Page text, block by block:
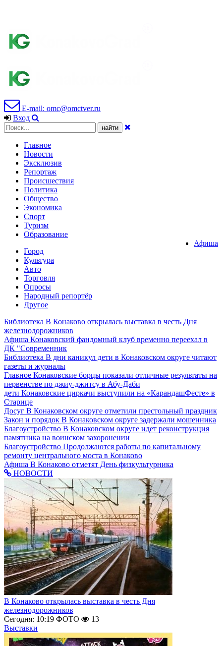
E-mail: omc@omctver.ru
Вход
Главное
Новости
Эксклюзив
Репортаж
Происшествия
Политика
Общество
Экономика
Спорт
Туризм
Образование
Афиша
Город
Культура
Авто
Торговля
Опросы
Народный репортёр
Другое
Библиотека В Конаково открылась выставка в честь Дня
железнодорожников
Афиша Конаковский фандомный клуб временно переехал в
ДК "Современник
Библиотека В дни каникул дети в Конаковском округе читают
газеты и журналы
Главное Конаковские борцы показали отличные результаты на
первенстве по джиу-джитсу в Абу-Даби
дети Конаковские циркачи выступили на «КарандашФесте» в
Старице
Досуг В Конаковском округе отметили престольный праздник
Закон и порядок В Конаковском округе задержали мошенника
Благоустройство В Конаковском округе идет реконструкция
памятника на воинском захоронении
Благоустройство Продолжаются работы по капитальному
ремонту центрального моста в Конаково
Афиша В Конаково отметят День физкультурника
НОВОСТИ
В Конаково открылась выставка в честь Дня
железнодорожников
Сегодня: 10:19 ФОТО
13
Выставки